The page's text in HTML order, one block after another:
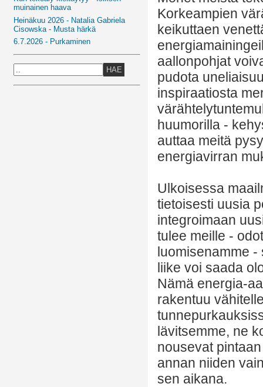
muinainen haava
Heinäkuu 2026 - Natalia Gabriela
Cisowska - Musta härkä
6.7.2026 - Purkaminen
HAE
Korkeampien
keikuttaen
aallonpohjat
pudota
inspiraatiosta
huumorilla -
auttaa meitä
energiavirran
Ulkoisessa
tietoisesti uusia
integroimaan
tulee meille -
luomisenamme -
liike voi saada
Nämä energia-
rakentuu
lävitsemme, ne
nousevat
annan niiden
sen aikana.